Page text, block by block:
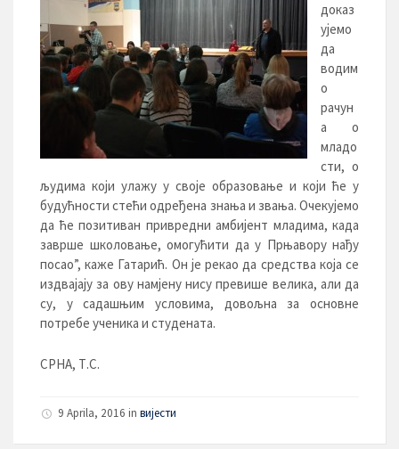
доказ
ујемо
да
водим
о
рачун
а о
младо
сти, о
људима који улажу у своје образовање и који ће у
будућности стећи одређена знања и звања. Очекујемо
да ће позитиван привредни амбијент младима, када
заврше школовање, омогућити да у Прњавору нађу
посао”, каже Гатарић. Он је рекао да средства која се
издвајају за ову намјену нису превише велика, али да
су, у садашњим условима, довољна за основне
потребе ученика и студената.
СРНА, Т.С.
9 Aprila, 2016 in вијести